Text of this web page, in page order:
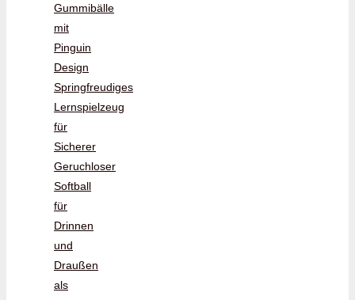
Gummibälle
mit
Pinguin
Design
Springfreudiges
Lernspielzeug
für
Sicherer
Geruchloser
Softball
für
Drinnen
und
Draußen
als